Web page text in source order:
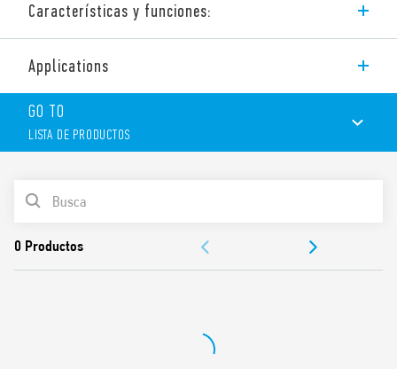
Características y funciones:
Conmutación Zero-crossing. Salida: 125 A.
solenoides, bobinas de contactores.
Applications
GO TO
LISTA DE PRODUCTOS
LISTA DE PRODUCTOS
APROBACIONES